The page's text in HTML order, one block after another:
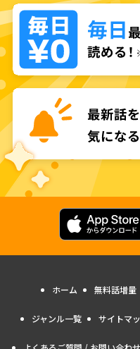
ホーム 無料話増量
ジャンル一覧 サイトマ